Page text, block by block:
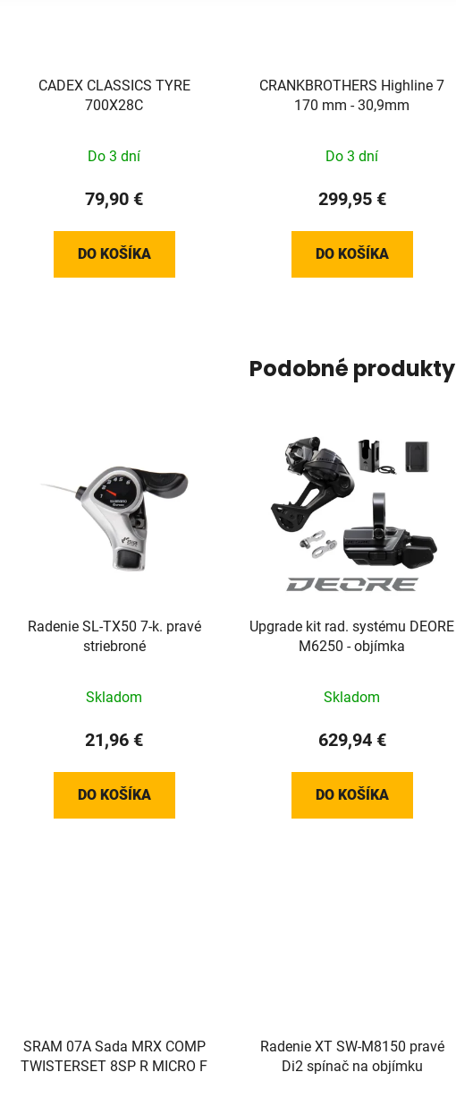
CADEX CLASSICS TYRE
700X28C
Do 3 dní
79,90 €
DO KOŠÍKA
CRANKBROTHERS Highline 7
170 mm - 30,9mm
Do 3 dní
299,95 €
DO KOŠÍKA
Podobné produkty
Radenie SL-TX50 7-k. pravé
striebroné
Skladom
21,96 €
DO KOŠÍKA
Upgrade kit rad. systému DEORE
M6250 - objímka
Skladom
629,94 €
DO KOŠÍKA
SRAM 07A Sada MRX COMP
TWISTERSET 8SP R MICRO F
Radenie XT SW-M8150 pravé
Di2 spínač na objímku